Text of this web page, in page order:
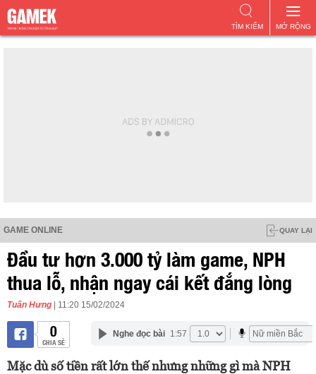
MỞ RỘNG
TÌM KIẾM
GAME ONLINE QUAY LẠI
Đầu tư hơn 3.000 tỷ làm game, NPH
thua lỗ, nhận ngay cái kết đắng lòng
Tuấn Hưng | 11:20 15/02/2024
0
CHIA SẺ
Nghe đọc bài 1:57
Mặc dù số tiền rất lớn thế nhưng những gì mà NPH